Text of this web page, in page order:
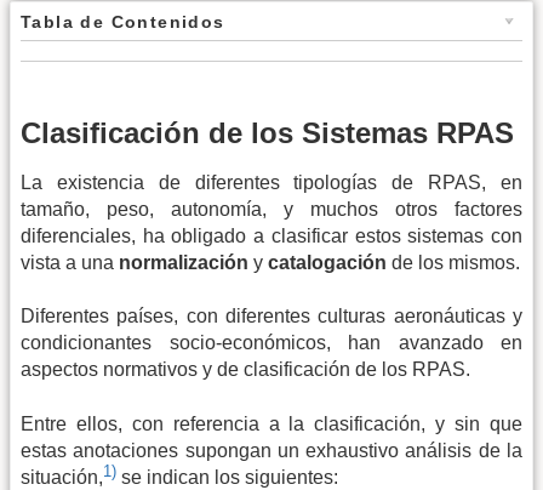
Tabla de Contenidos
Clasiﬁcación de los Sistemas RPAS
La existencia de diferentes tipologías de RPAS, en
tamaño, peso, autonomía, y muchos otros factores
diferenciales, ha obligado a clasificar estos sistemas con
vista a una normalización y catalogación de los mismos.
Diferentes países, con diferentes culturas aeronáuticas y
condicionantes socio-económicos, han avanzado en
aspectos normativos y de clasificación de los RPAS.
Entre ellos, con referencia a la clasificación, y sin que
estas anotaciones supongan un exhaustivo análisis de la
situación,1) se indican los siguientes: